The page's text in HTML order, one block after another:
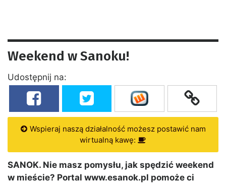
Weekend w Sanoku!
Udostępnij na:
Wspieraj naszą działalność możesz postawić nam
wirtualną kawę:
SANOK. Nie masz pomysłu, jak spędzić weekend
w mieście? Portal www.esanok.pl pomoże ci